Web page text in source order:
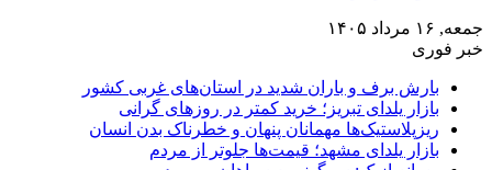
جمعه, ۱۶ مرداد ۱۴۰۵
خبر فوری
بارش برف و باران شدید در استان‌های غربی کشور
بازار یلدای تبریز؛ خرید کمتر در روزهای گرانی
ریزپلاستیک‌ها مهمانان پنهان و خطرناک بدن انسان
بازار یلدای مشهد؛ قیمت‌ها جلوتر از مردم